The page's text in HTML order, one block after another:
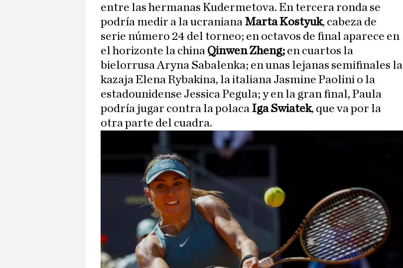
entre las hermanas Kudermetova. En tercera ronda se
podría medir a la ucraniana Marta Kostyuk, cabeza de
serie número 24 del torneo; en octavos de final aparece en
el horizonte la china Qinwen Zheng; en cuartos la
bielorrusa Aryna Sabalenka; en unas lejanas semifinales la
kazaja Elena Rybakina, la italiana Jasmine Paolini o la
estadounidense Jessica Pegula; y en la gran final, Paula
podría jugar contra la polaca Iga Swiatek, que va por la
otra parte del cuadra.